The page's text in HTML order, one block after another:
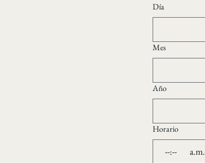
Día
Mes
Año
Horario
: a.m.